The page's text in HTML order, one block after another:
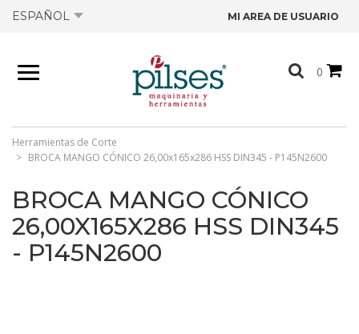
ESPAÑOL MI AREA DE USUARIO
0
PRODUCTOS
TIENDA
OFERTAS
CATÁLOGOS
Herramientas de Corte
BROCA MANGO CÓNICO 26,00x165x286 HSS DIN345 - P145N2600
BROCA MANGO CÓNICO
26,00X165X286 HSS DIN345
- P145N2600